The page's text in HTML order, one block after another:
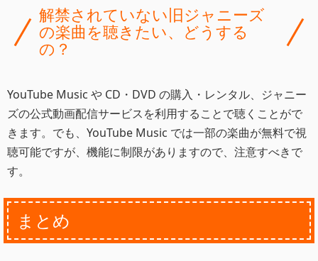
解禁されていない旧ジャニーズ
の楽曲を聴きたい、どうする
の？
YouTube Music や CD・DVD の購入・レンタル、ジャニー
ズの公式動画配信サービスを利用することで聴くことがで
きます。でも、YouTube Music では一部の楽曲が無料で視
聴可能ですが、機能に制限がありますので、注意すべきで
す。
まとめ